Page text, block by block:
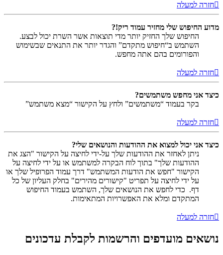
חזרה למעלה
מדוע החיפוש שלי מחזיר עמוד ריק!?
החיפוש שלך החזיק יותר מדי תוצאות אשר השרת יכול לבצע.
השתמש ב“חיפוש מתקדם” והגדר יותר את התנאים שבשימוש
והפורומים בהם אתה מחפש.
חזרה למעלה
כיצד אני מחפש משתמשים?
בקר בעמוד “משתמשים” ולחץ על הקישור “מצא משתמש”
חזרה למעלה
כיצד אני יכול למצוא את ההודעות והנושאים שלי?
ניתן לאחזר את ההודעות שלך על-ידי לחיצה על הקישור "הצג את
ההודעות שלך" בתוך לוח הבקרה למשתמש או על ידי לחיצה על
הקישור "חפש את הודעות המשתמש" דרך עמוד הפרופיל שלך או
על ידי לחיצה על תפריט "קישורים מהירים" בחלק העליון של כל
דף. כדי לחפש את הנושאים שלך, השתמש בעמוד החיפוש
המתקדם ומלא את האפשרויות המתאימות.
חזרה למעלה
נושאים מועדפים והרשמות לקבלת עדכונים